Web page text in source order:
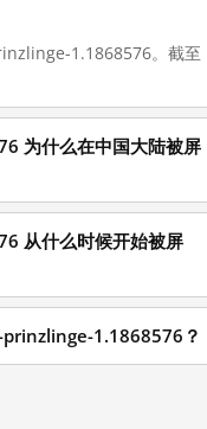
1.1868576。截至
什么在中国大陆被屏
从什么时候开始被屏
1.1868576？